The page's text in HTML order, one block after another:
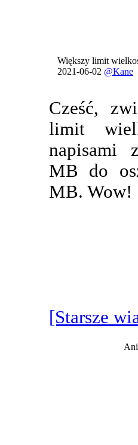
Większy limit
2021-06-02 @Kane
Cześć,
limit
napisami
MB do
MB. Wow!
[Starsze